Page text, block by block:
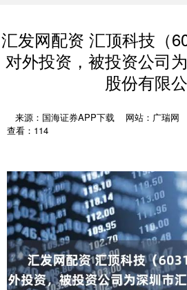
汇发网配资 汇顶科技（
对外投资，被投资公司
股份有限
来源：国海证券APP下载 网站：广瑞网
查看：114